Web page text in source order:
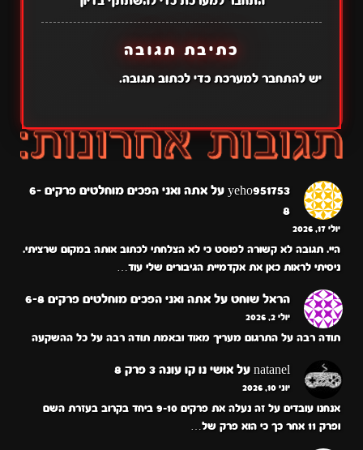
כתיבת תגובה
יש להתחבר למערכתכדי לכתוב תגובה.
yeho951753 על
אתה ואני הפכים מוחלטים פרקים 6-
8
יולי 17, 2026
היי. תגובה לא קשורה לפוסט כי לא הצלחתי לכתוב אותה במקום שרציתי.
ניסיתי לראות כאן את אקדמיית הגיבורים שלי עוד…
הראל שוחט על אתה ואני הפכים מוחלטים פרקים 6-8
יולי 2, 2026
תודה רבה על התרגום מעריך מאוד ובאמת תודה רבה על כל ההשקעה
natanel על אושי נו קו עונה 3 פרק 8
יוני 10, 2026
אנחנו עובדים על זה נעלה את פרקים 9-10 ביחד בקרוב בעזרת השם
ופרק 11 אחר כך כי הוא פרק של…